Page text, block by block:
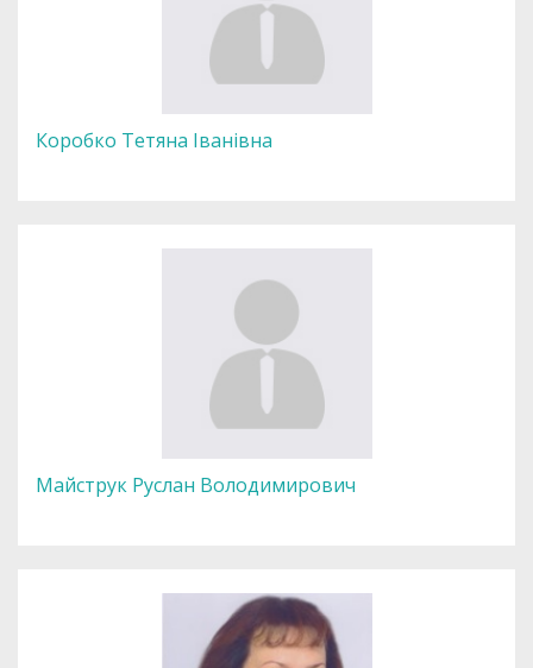
Коробко Тетяна Іванівна
Майструк Руслан Володимирович